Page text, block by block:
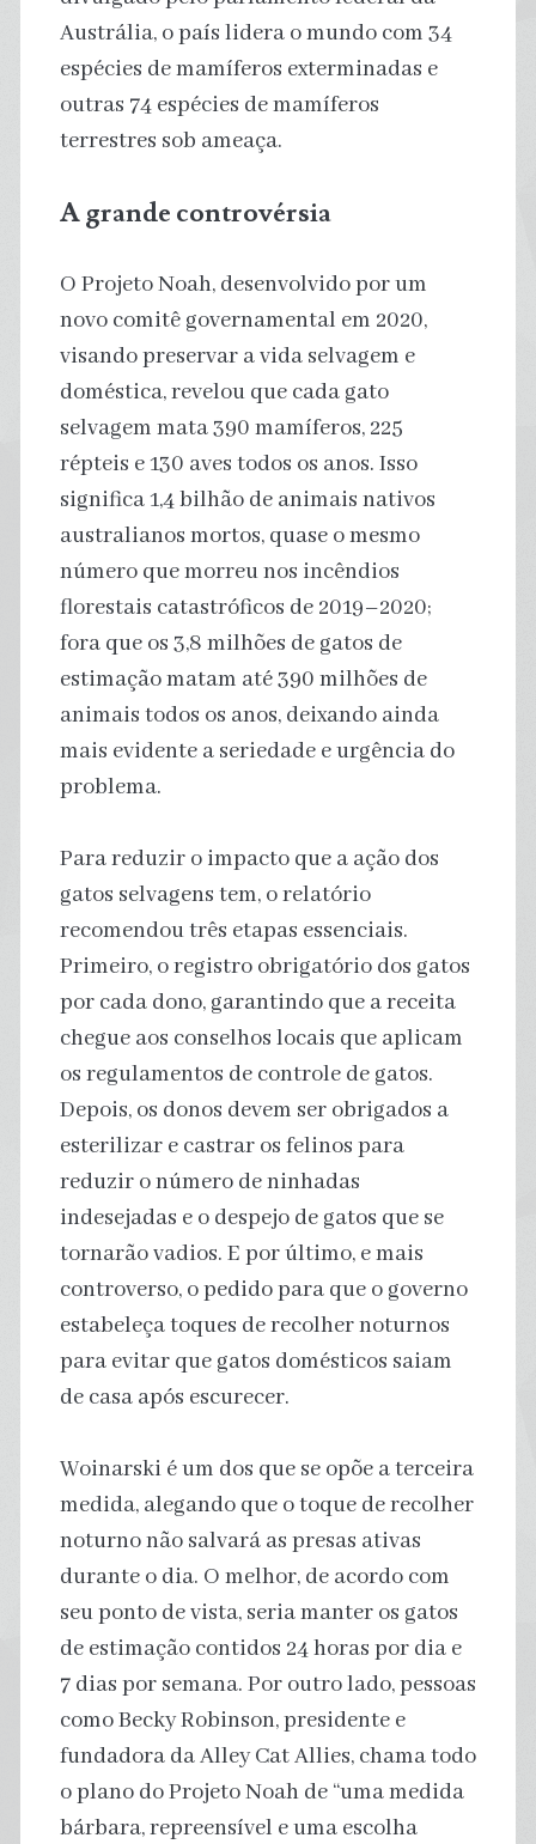
Austrália, o país lidera o mundo com 34
espécies de mamíferos exterminadas e
outras 74 espécies de mamíferos
terrestres sob ameaça.
A grande controvérsia
O Projeto Noah, desenvolvido por um
novo comitê governamental em 2020,
visando preservar a vida selvagem e
doméstica, revelou que cada gato
selvagem mata 390 mamíferos, 225
répteis e 130 aves todos os anos. Isso
significa 1,4 bilhão de animais nativos
australianos mortos, quase o mesmo
número que morreu nos incêndios
florestais catastróficos de 2019–2020;
fora que os 3,8 milhões de gatos de
estimação matam até 390 milhões de
animais todos os anos, deixando ainda
mais evidente a seriedade e urgência do
problema.
Para reduzir o impacto que a ação dos
gatos selvagens tem, o relatório
recomendou três etapas essenciais.
Primeiro, o registro obrigatório dos gatos
por cada dono, garantindo que a receita
chegue aos conselhos locais que aplicam
os regulamentos de controle de gatos.
Depois, os donos devem ser obrigados a
esterilizar e castrar os felinos para
reduzir o número de ninhadas
indesejadas e o despejo de gatos que se
tornarão vadios. E por último, e mais
controverso, o pedido para que o governo
estabeleça toques de recolher noturnos
para evitar que gatos domésticos saiam
de casa após escurecer.
Woinarski é um dos que se opõe a terceira
medida, alegando que o toque de recolher
noturno não salvará as presas ativas
durante o dia. O melhor, de acordo com
seu ponto de vista, seria manter os gatos
de estimação contidos 24 horas por dia e
7 dias por semana. Por outro lado, pessoas
como Becky Robinson, presidente e
fundadora da Alley Cat Allies, chama todo
o plano do Projeto Noah de “uma medida
bárbara, repreensível e uma escolha